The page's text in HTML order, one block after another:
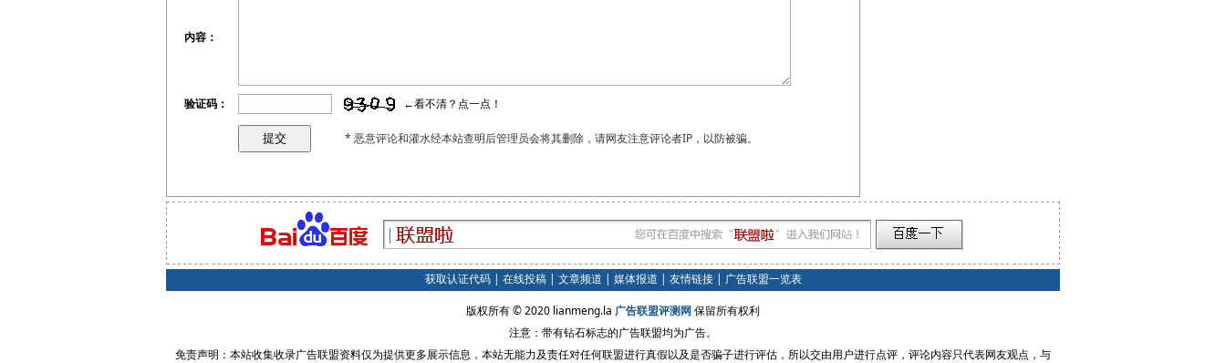
内容：
验证码： ←看不清？点一点！
* 恶意评论和灌水经本站查明后管理员会将其删除，请网友注意评论者IP，以防被骗。
获取认证代码| 在线投稿| 文章频道 | 媒体报道 | 友情链接| 广告联盟一览表
版权所有 © 2020 lianmeng.la 广告联盟评测网保留所有权利
注意：带有钻石标志的广告联盟均为广告。
免责声明：本站收集收录广告联盟资料仅为提供更多展示信息，本站无能力及责任对任何联盟进行真假以及是否骗子进行评估，所以交由用户进行点评，评论内容只代表网友观点，与